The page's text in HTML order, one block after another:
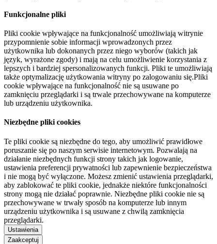
Funkcjonalne pliki
Pliki cookie wpływające na funkcjonalność umożliwiają witrynie
przypomnienie sobie informacji wprowadzonych przez
użytkownika lub dokonanych przez niego wyborów (takich jak
język, wyrażone zgody) i mają na celu umożliwienie korzystania z
lepszych i bardziej spersonalizowanych funkcji. Pliki te umożliwiają
także optymalizację użytkowania witryny po zalogowaniu się.Pliki
cookie wpływające na funkcjonalność nie są usuwane po
zamknięciu przeglądarki i są trwale przechowywane na komputerze
lub urządzeniu użytkownika.
Niezbędne pliki cookies
Te pliki cookie są niezbędne do tego, aby umożliwić prawidłowe
poruszanie się po naszym serwisie internetowym. Pozwalają na
działanie niezbędnych funkcji strony takich jak logowanie,
ustawienia preferencji prywatności lub zapewnienie bezpieczeństwa
i nie mogą być wyłączone. Możesz zmienić ustawienia przeglądarki,
aby zablokować te pliki cookie, jednakże niektóre funkcjonalności
strony mogą nie działać poprawnie. Niezbędne pliki cookie nie są
przechowywane w trwały sposób na komputerze lub innym
urządzeniu użytkownika i są usuwane z chwilą zamknięcia
przeglądarki.
Ustawienia
Zaakceptuj